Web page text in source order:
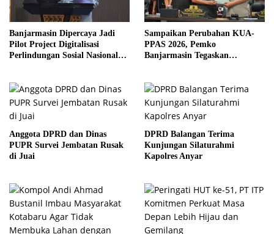
Banjarmasin Dipercaya Jadi
Pilot Project Digitalisasi
Perlindungan Sosial Nasional
Sampaikan Perubahan KUA-
PPAS 2026, Pemko
Banjarmasin Tegaskan
Anggota DPRD dan Dinas
PUPR Survei Jembatan Rusak
di Juai
DPRD Balangan Terima
Kunjungan Silaturahmi
Kapolres Anyar